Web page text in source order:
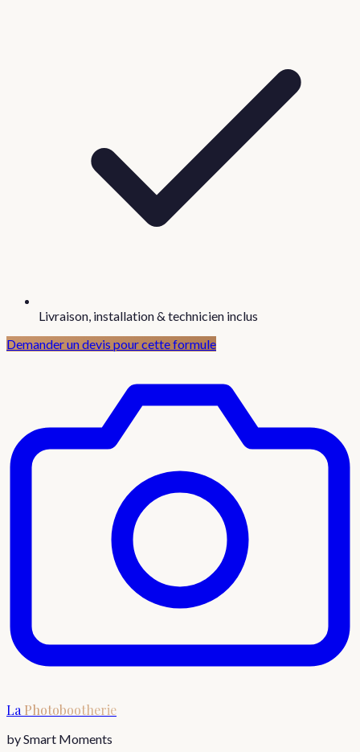
Livraison, installation & technicien inclus
Demander un devis pour cette formule
LaPhotobootherie
by Smart Moments